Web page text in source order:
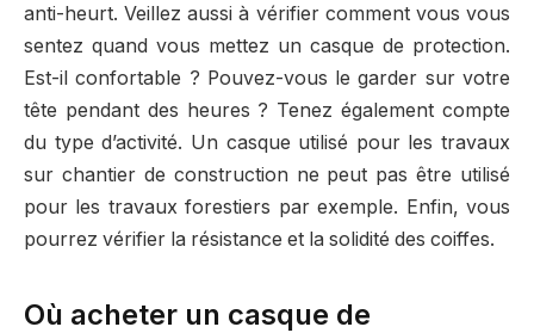
anti-heurt. Veillez aussi à vérifier comment vous vous
sentez quand vous mettez un casque de protection.
Est-il confortable ? Pouvez-vous le garder sur votre
tête pendant des heures ? Tenez également compte
du type d’activité. Un casque utilisé pour les travaux
sur chantier de construction ne peut pas être utilisé
pour les travaux forestiers par exemple. Enfin, vous
pourrez vérifier la résistance et la solidité des coiffes.
Où acheter un casque de